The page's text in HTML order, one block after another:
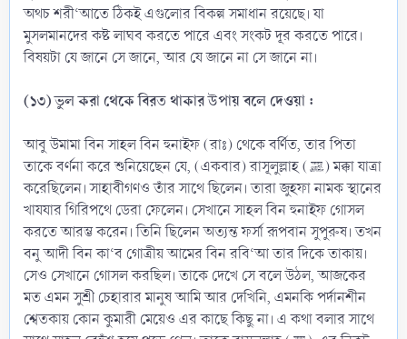
অথচ শরী‘আতে ঠিকই এগুলোর বিকল্প সমাধান রয়েছে। যা
মুসলমানদের কষ্ট লাঘব করতে পারে এবং সংকট দূর করতে পারে।
বিষয়টা যে জানে সে জানে, আর যে জানে না সে জানে না।
(১৩) ভুল করা থেকে বিরত থাকার উপায় বলে দেওয়া :
আবু উমামা বিন সাহল বিন হুনাইফ (রাঃ) থেকে বর্ণিত, তার পিতা
তাকে বর্ণনা করে শুনিয়েছেন যে, (একবার) রাসূলুল্লাহ (ﷺ) মক্কা যাত্রা
করেছিলেন। সাহাবীগণও তাঁর সাথে ছিলেন। তারা জুহফা নামক স্থানের
খাযযার গিরিপথে ডেরা ফেলেন। সেখানে সাহল বিন হুনাইফ গোসল
করতে আরম্ভ করেন। তিনি ছিলেন অত্যন্ত ফর্সা রূপবান সুপুরুষ। তখন
বনু আদী বিন কা‘ব গোত্রীয় আমের বিন রবি‘আ তার দিকে তাকায়।
সেও সেখানে গোসল করছিল। তাকে দেখে সে বলে উঠল, আজকের
মত এমন সুশ্রী চেহারার মানুষ আমি আর দেখিনি, এমনকি পর্দানশীন
শ্বেতকায় কোন কুমারী মেয়েও এর কাছে কিছু না। এ কথা বলার সাথে